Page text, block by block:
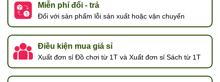
Miễn phí đổi - trả
Đối với sản phẩm lỗi sản xuất hoặc vận chuyển
Điều kiện mua giá sỉ
Xuất đơn sỉ Đồ chơi từ 1T và Xuất đơn sỉ Sách từ 1T